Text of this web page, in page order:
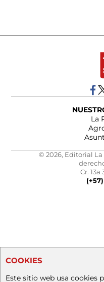
La
© 2026, Editorial La
Cr. 13a
COOKIES
Este sitio web usa cookies